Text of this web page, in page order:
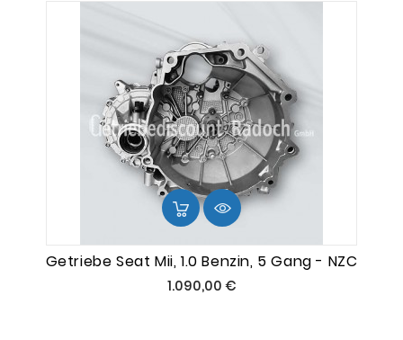
Getriebe Seat Mii, 1.0 Benzin, 5 Gang - NZC
1.090,00 €Preis